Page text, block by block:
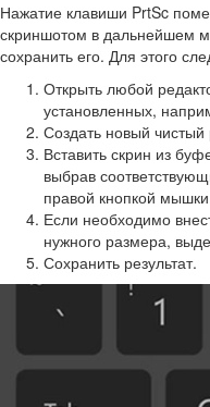
Нажатие клавиши PrtSc
скриншотом в дальнейшем
сохранить его. Для этого
Открыть любой
установленных,
Создать новый
Вставить скрин из
выбрав
правой кнопкой
Если необходимо
нужного размера,
Сохранить результат.